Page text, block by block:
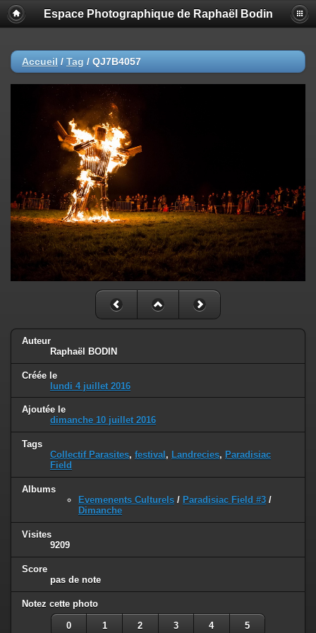
Espace Photographique de Raphaël Bodin
Accueil / Tag / QJ7B4057
Auteur
Raphaël BODIN
Créée le
lundi 4 juillet 2016
Ajoutée le
dimanche 10 juillet 2016
Tags
Collectif Parasites, festival , Landrecies, Paradisiac
Field
Albums
Evemenents Culturels / Paradisiac Field #3 /
Dimanche
Visites
9209
Score
pas de note
Notez cette photo
0 1 2 3 4 5